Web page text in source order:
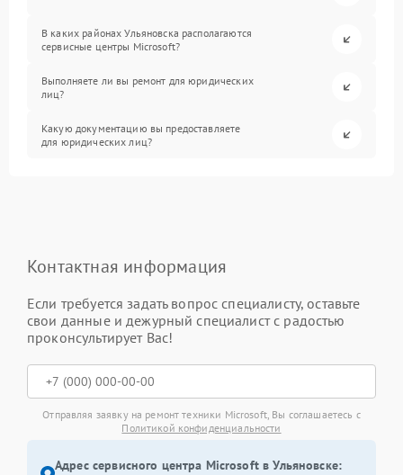
В каких районах Ульяновска располагаются
сервисные центры Microsoft?
Выполняете ли вы ремонт для юридических
лиц?
Какую документацию вы предоставляете
для юридических лиц?
Контактная информация
Если требуется задать вопрос специалисту, оставьте
свои данные и дежурный специалист с радостью
проконсультирует Вас!
Отправляя заявку на ремонт техники Microsoft, Вы соглашаетесь с
Политикой конфиденциальности
Адрес сервисного центра Microsoft в Ульяновске: